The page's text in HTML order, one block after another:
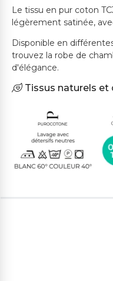
Le tissu en pur coton
légèrement satinée,
Disponible en
trouvez la robe de
d'élégance.
Tissus naturels et